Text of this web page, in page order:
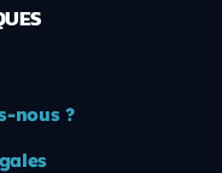
nous ?